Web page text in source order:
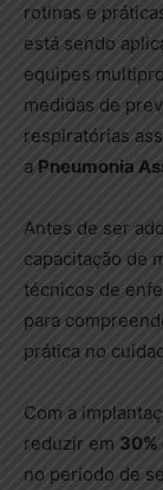
rotinas e
está sendo
equipes
medidas de
respiratórias
a Pneumonia
Antes de ser
capacitação de
técnicos de
para
prática no
Com a
reduzir em
no período de